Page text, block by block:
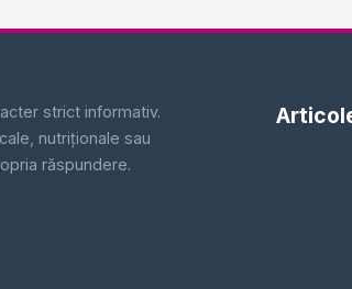
strict informativ.
nutriționale sau
răspundere.